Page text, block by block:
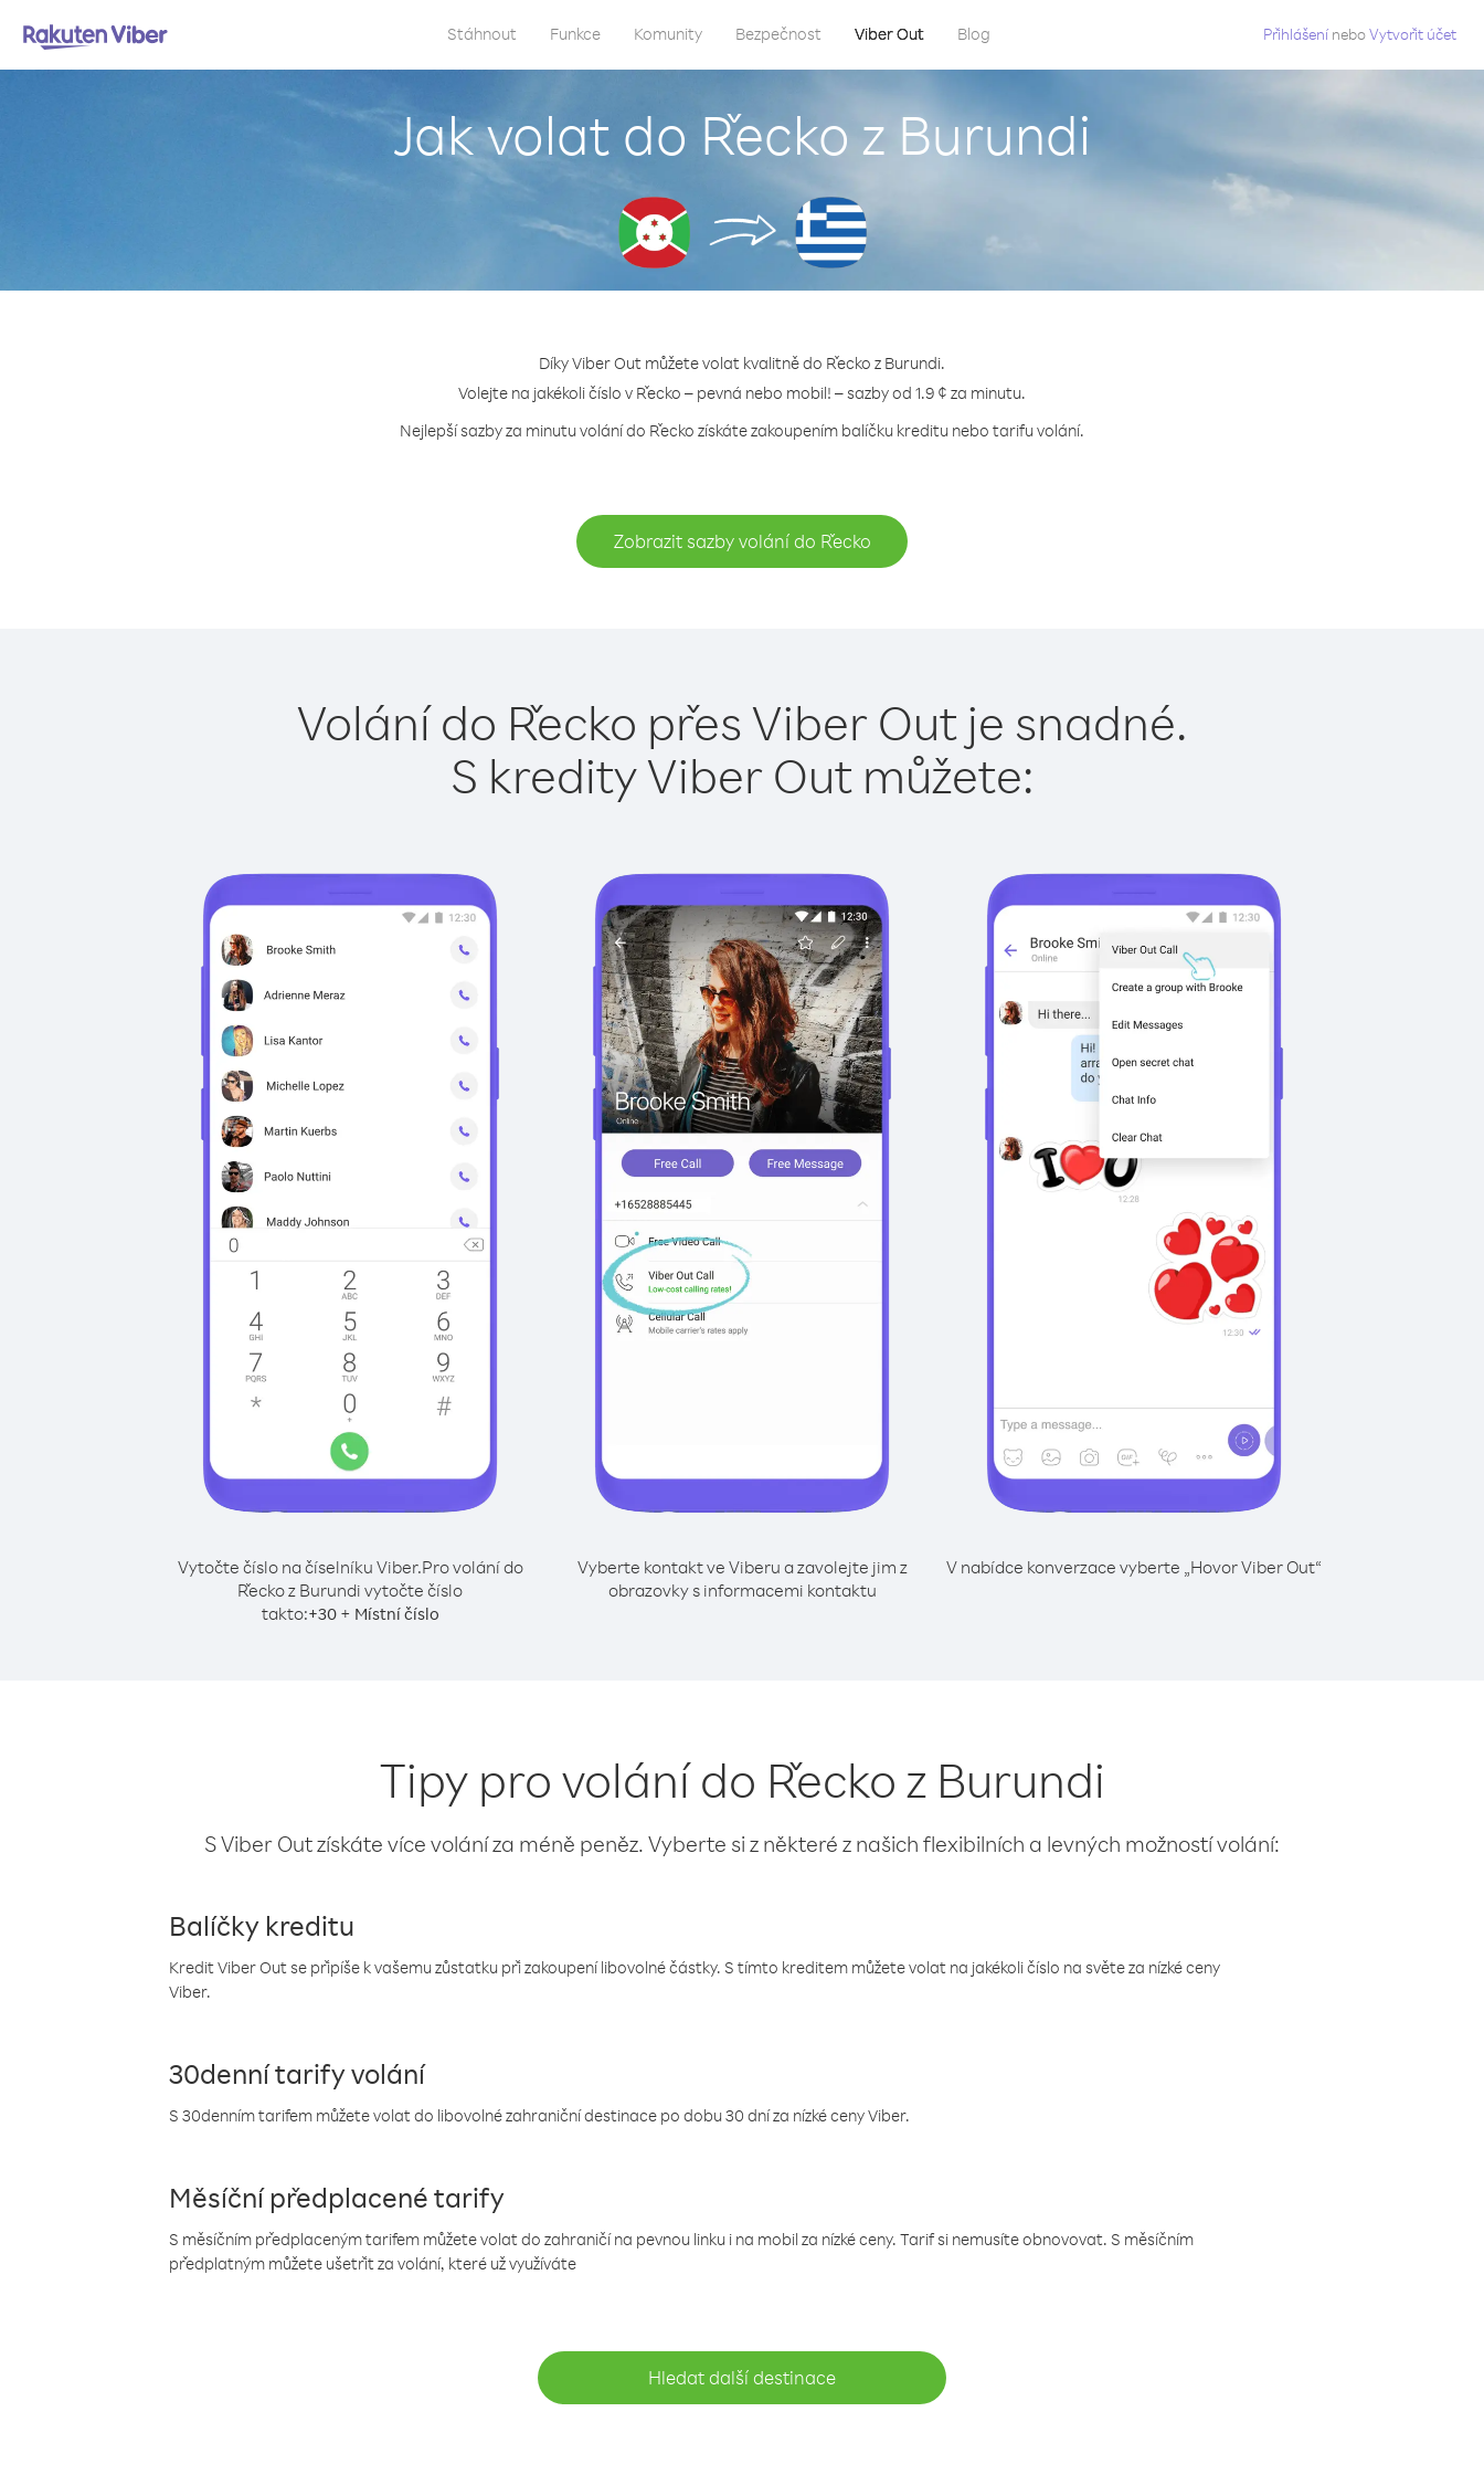
Stáhnout Funkce Komunity Bezpečnost Viber Out Blog Přihlášení neboVytvořit účet
Jak volat do Řecko z Burundi
Díky Viber Out můžete volat kvalitně do Řecko z Burundi.
Volejte na jakékoli číslo v Řecko – pevná nebo mobil! – sazby od 1.9 ¢ za minutu.
Nejlepší sazby za minutu volání do Řecko získáte zakoupením balíčku kreditu nebo tarifu volání.
Zobrazit sazby volání do Řecko
Volání do Řecko přes Viber Out je snadné.
S kredity Viber Out můžete:
Vytočte číslo na číselníku Viber.Pro volání do
Řecko z Burundi vytočte číslo
takto:+30+ Místní číslo
Vyberte kontakt ve Viberu a zavolejte jim z
obrazovky s informacemi kontaktu
V nabídce konverzace vyberte „Hovor Viber Out“
Tipy pro volání do Řecko z Burundi
S Viber Out získáte více volání za méně peněz. Vyberte si z některé z našich flexibilních a levných možností volání:
Balíčky kreditu
Kredit Viber Out se připíše k vašemu zůstatku při zakoupení libovolné částky. S tímto kreditem můžete volat na jakékoli číslo na světe za nízké ceny
Viber.
30denní tarify volání
S 30denním tarifem můžete volat do libovolné zahraniční destinace po dobu 30 dní za nízké ceny Viber.
Měsíční předplacené tarify
S měsíčním předplaceným tarifem můžete volat do zahraničí na pevnou linku i na mobil za nízké ceny. Tarif si nemusíte obnovovat. S měsíčním
předplatným můžete ušetřit za volání, které už využíváte
Hledat další destinace